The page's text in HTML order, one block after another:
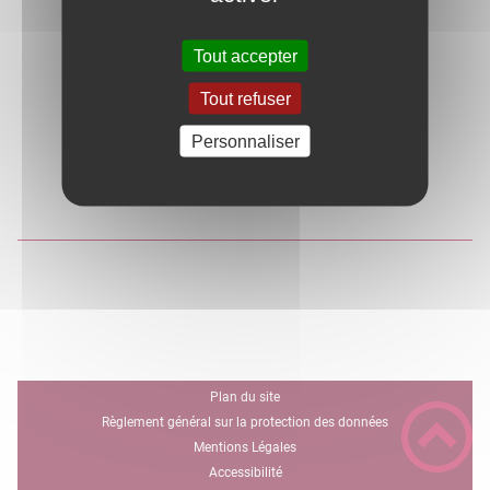
Plan du site
Règlement général sur la protection des données
Mentions Légales
Accessibilité
Tout accepter
Tout refuser
Personnaliser